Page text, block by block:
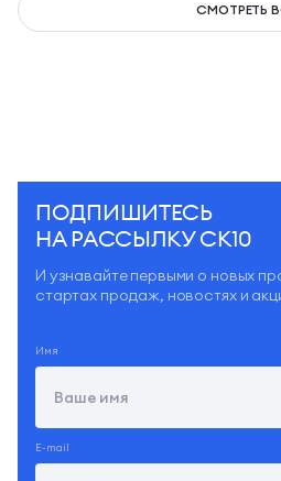
СМОТРЕТЬ
ПОДПИШИТЕСЬ
НА РАССЫЛКУ СК10
И узнавайте первыми о новых
стартах продаж, новостях и
Имя
E-mail